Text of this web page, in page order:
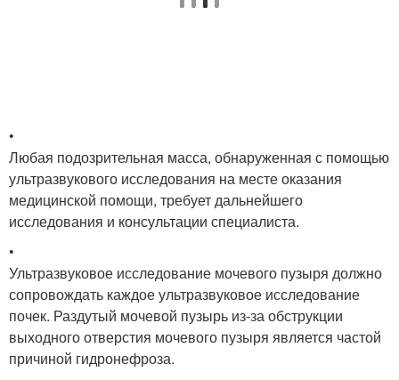
•
Любая подозрительная масса, обнаруженная с помощью
ультразвукового исследования на месте оказания
медицинской помощи, требует дальнейшего
исследования и консультации специалиста.
•
Ультразвуковое исследование мочевого пузыря должно
сопровождать каждое ультразвуковое исследование
почек. Раздутый мочевой пузырь из-за обструкции
выходного отверстия мочевого пузыря является частой
причиной гидронефроза.